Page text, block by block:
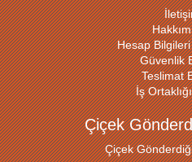
Hesap
Güvenlik
Teslimat
İş
Çiçek
Çiçek